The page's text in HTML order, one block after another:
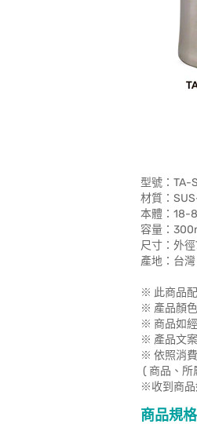
型號：TA-
材質：
本體：18-
容量：
尺寸：外
產地：台灣
※ 此商品
※ 產品顏
※ 商品如
※ 產品文
※ 依照消
( 商品、所
※收到商品
商品規格